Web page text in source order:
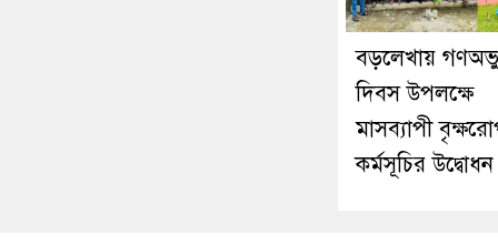
বড়লেখায়
দিবস উপলক্ষে
মাসব্যাপী
কর্মসূচির উদ্বোধন